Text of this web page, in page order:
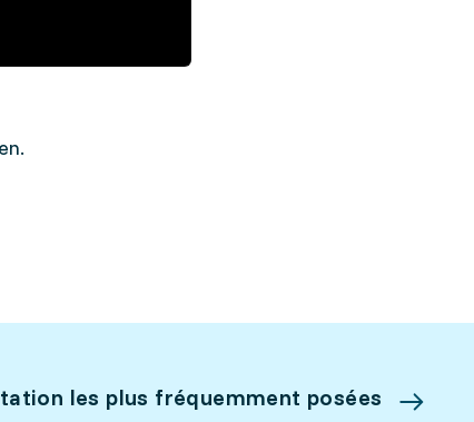
les plus fréquemment posées